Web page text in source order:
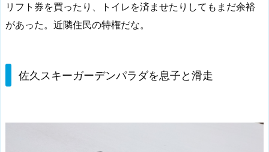
リフト券を買ったり、トイレを済ませたりしてもまだ余裕
があった。近隣住民の特権だな。
佐久スキーガーデンパラダを息子と滑走